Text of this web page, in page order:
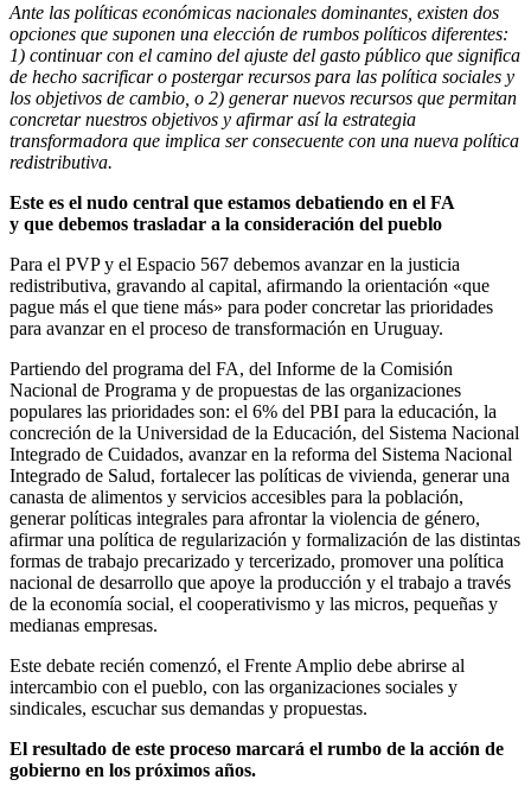
Ante las políticas económicas nacionales dominantes, existen dos
opciones que suponen una elección de rumbos políticos diferentes:
1) continuar con el camino del ajuste del gasto público que significa
de hecho sacrificar o postergar recursos para las política sociales y
los objetivos de cambio, o 2) generar nuevos recursos que permitan
concretar nuestros objetivos y afirmar así la estrategia
transformadora que implica ser consecuente con una nueva política
redistributiva.
Este es el nudo central que estamos debatiendo en el FA
y que debemos trasladar a la consideración del pueblo
Para el PVP y el Espacio 567 debemos avanzar en la justicia
redistributiva, gravando al capital, afirmando la orientación «que
pague más el que tiene más» para poder concretar las prioridades
para avanzar en el proceso de transformación en Uruguay.
Partiendo del programa del FA, del Informe de la Comisión
Nacional de Programa y de propuestas de las organizaciones
populares las prioridades son: el 6% del PBI para la educación, la
concreción de la Universidad de la Educación, del Sistema Nacional
Integrado de Cuidados, avanzar en la reforma del Sistema Nacional
Integrado de Salud, fortalecer las políticas de vivienda, generar una
canasta de alimentos y servicios accesibles para la población,
generar políticas integrales para afrontar la violencia de género,
afirmar una política de regularización y formalización de las distintas
formas de trabajo precarizado y tercerizado, promover una política
nacional de desarrollo que apoye la producción y el trabajo a través
de la economía social, el cooperativismo y las micros, pequeñas y
medianas empresas.
Este debate recién comenzó, el Frente Amplio debe abrirse al
intercambio con el pueblo, con las organizaciones sociales y
sindicales, escuchar sus demandas y propuestas.
El resultado de este proceso marcará el rumbo de la acción de
gobierno en los próximos años.